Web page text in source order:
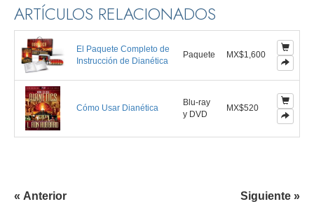
ARTÍCULOS RELACIONADOS
El Paquete Completo de
Instrucción de Dianética
Paquete MX$1,600
Cómo Usar Dianética
Blu-ray
y DVD
MX$520
« Anterior Siguiente »